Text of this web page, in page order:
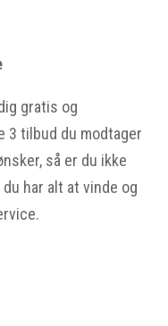
gratis og
3 tilbud du modtager
så er du ikke
har alt at vinde og